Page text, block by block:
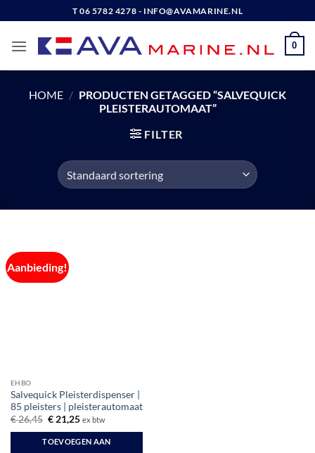
naar
inhoud
T 06 5782 4278 - INFO@AVAMARINE.NL
0
HOME / PRODUCTEN GETAGGED “SALVEQUICK
PLEISTERAUTOMAAT”
FILTER
Aanbieding!
EHBO
Salvequick Pleisterdispenser |
85 pleisters | pleisterautomaat
€26,45 Oorspronkelijke
was:
€ 26,45.
€21,25Huidige
is:
€ 21,25.
ex btw
TOEVOEGEN AAN